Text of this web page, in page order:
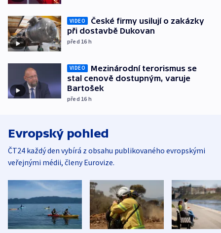
VIDEO
České firmy usilují o zakázky
při dostavbě Dukovan
před 16 h
VIDEO
Mezinárodní terorismus se
stal cenově dostupným, varuje
Bartošek
před 16 h
Evropský pohled
ČT24 každý den vybírá z obsahu publikovaného evropskými
veřejnými médii, členy Eurovize.